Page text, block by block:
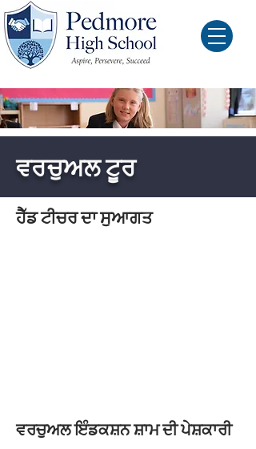
ਵਰਚੁਅਲ ਟੂਰ
ਹੈੱਡ ਟੀਚਰ ਦਾ ਸੁਆਗਤ
ਵਰਚੁਅਲ ਇੰਡਕਸ਼ਨ ਸ਼ਾਮ ਦੀ ਪੇਸ਼ਕਾਰੀ